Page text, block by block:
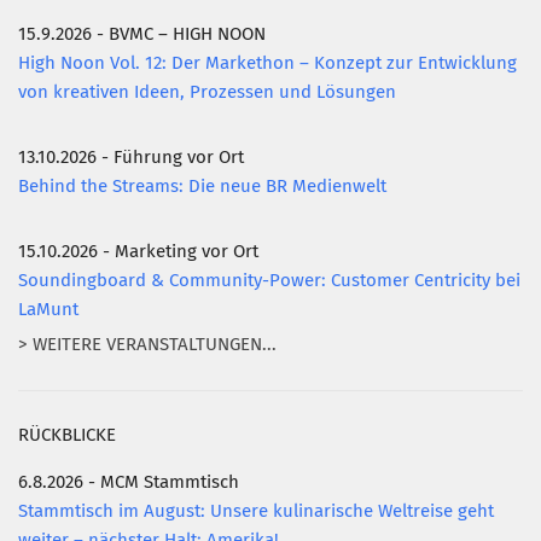
15.9.2026 - BVMC – HIGH NOON
High Noon Vol. 12: Der Markethon – Konzept zur Entwicklung
von kreativen Ideen, Prozessen und Lösungen
13.10.2026 - Führung vor Ort
Behind the Streams: Die neue BR Medienwelt
15.10.2026 - Marketing vor Ort
Soundingboard & Community-Power: Customer Centricity bei
LaMunt
> WEITERE VERANSTALTUNGEN...
RÜCKBLICKE
6.8.2026 - MCM Stammtisch
Stammtisch im August: Unsere kulinarische Weltreise geht